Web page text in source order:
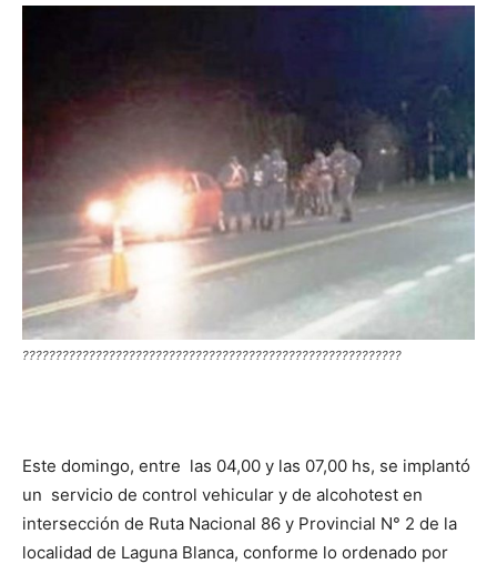
Verdad
lo
?????????????????????????????????????????????????????????
Este domingo, entre las 04,00 y las 07,00 hs, se implantó
un servicio de control vehicular y de alcohotest en
intersección de Ruta Nacional 86 y Provincial N° 2 de la
localidad de Laguna Blanca, conforme lo ordenado por